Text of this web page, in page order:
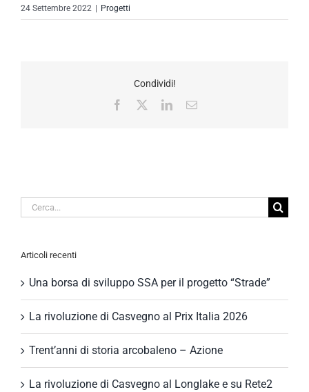
24 Settembre 2022 Progetti
Condividi!
Facebook
LinkedInEmail
Cerca
Articoli recenti
Una borsa di sviluppo SSA per il progetto “Strade”
La rivoluzione di Casvegno al Prix Italia 2026
Trent’anni di storia arcobaleno – Azione
La rivoluzione di Casvegno al Longlake e su Rete2